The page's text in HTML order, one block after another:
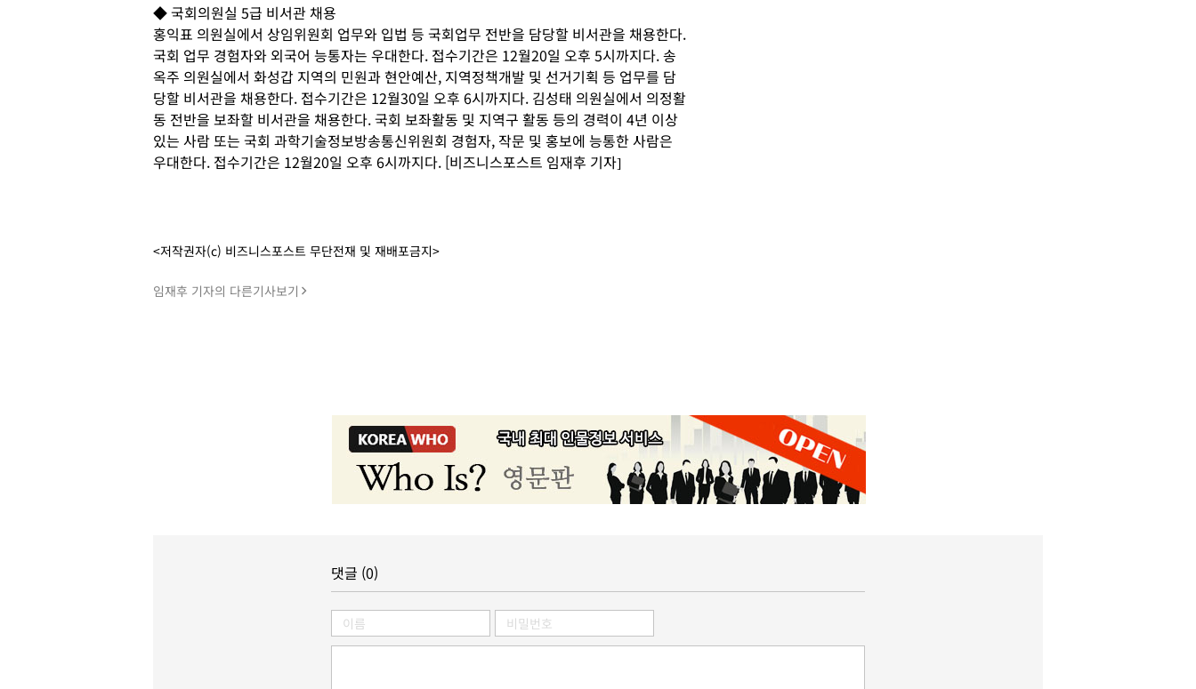
◆ 국회의원실 5급 비서관 채용
홍익표 의원실에서 상임위원회 업무와 입법 등 국회업무 전반을 담당할 비서관을 채용한다.
국회 업무 경험자와 외국어 능통자는 우대한다. 접수기간은 12월20일 오후 5시까지다. 송
옥주 의원실에서 화성갑 지역의 민원과 현안예산, 지역정책개발 및 선거기획 등 업무를 담
당할 비서관을 채용한다. 접수기간은 12월30일 오후 6시까지다. 김성태 의원실에서 의정활
동 전반을 보좌할 비서관을 채용한다. 국회 보좌활동 및 지역구 활동 등의 경력이 4년 이상
있는 사람 또는 국회 과학기술정보방송통신위원회 경험자, 작문 및 홍보에 능통한 사람은
우대한다. 접수기간은 12월20일 오후 6시까지다. [비즈니스포스트 임재후 기자]
<저작권자(c) 비즈니스포스트 무단전재 및 재배포금지>
임재후 기자의 다른기사보기
댓글 (0)